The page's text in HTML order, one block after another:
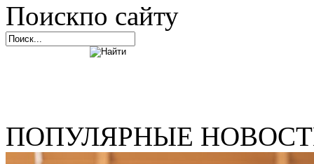
Поискпо сайту
ПОПУЛЯРНЫЕ